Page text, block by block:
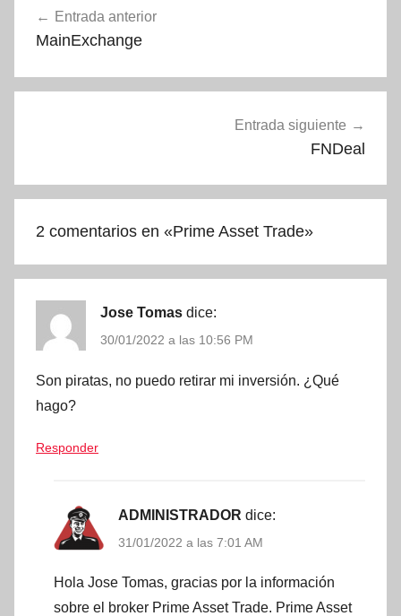
de
Entrada anterior
MainExchange
Entrada siguiente
FNDeal
2 comentarios en «Prime Asset Trade»
Jose Tomas dice:
30/01/2022 a las 10:56 PM
Son piratas, no puedo retirar mi inversión. ¿Qué
hago?
Responder
ADMINISTRADOR dice:
31/01/2022 a las 7:01 AM
Hola Jose Tomas, gracias por la información
sobre el broker Prime Asset Trade. Prime Asset